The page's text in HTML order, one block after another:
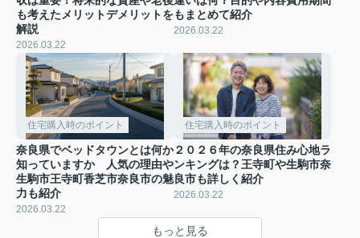
も考えたメリットデメリットを
解説
2026.03.22
もまとめて紹介
2026.03.22
住宅購入時のポイント
奈良県でベッドタウンとは何か
知っていますか 人気の理由や
生駒市王寺町香芝市奈良市の魅
力も紹介
2026.03.22
住宅購入時のポイント
２０２６年の奈良県住み心地ラ
ンキングは？王寺町や生駒市奈
良市も詳しく紹介
2026.03.22
もっと見る